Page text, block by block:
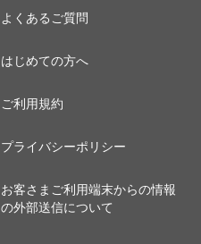
よくあるご質問
はじめての方へ
ご利用規約
プライバシーポリシー
お客さまご利用端末からの情報
の外部送信について